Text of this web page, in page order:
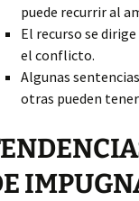
puede recurrir al
El recurso se
el conflicto.
Algunas
otras pueden